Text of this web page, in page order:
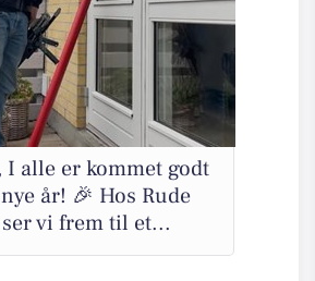
I alle er kommet godt
år! 🎉 Hos Rude
vi frem til et...